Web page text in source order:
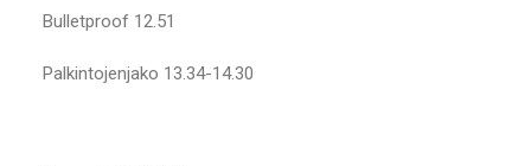
Bulletproof 12.51
Palkintojenjako 13.34-14.30